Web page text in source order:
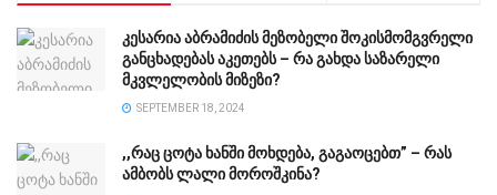
კესარია აბრამიძის მეზობელი შოკისმომგვრელი
განცხადებას აკეთებს – რა გახდა საზარელი
მკვლელობის მიზეზი?
SEPTEMBER 18, 2024
,,რაც ცოტა ხანში მოხდება, გაგაოცებთ” – რას
ამბობს ლალი მოროშკინა?